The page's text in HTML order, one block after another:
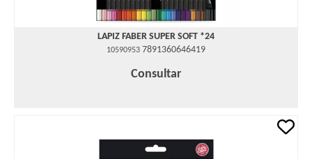
LAPIZ FABER SUPER SOFT *24
10590953 7891360646419
Consultar